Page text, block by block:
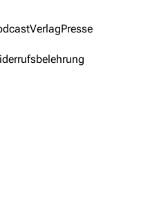
VerlagPresse